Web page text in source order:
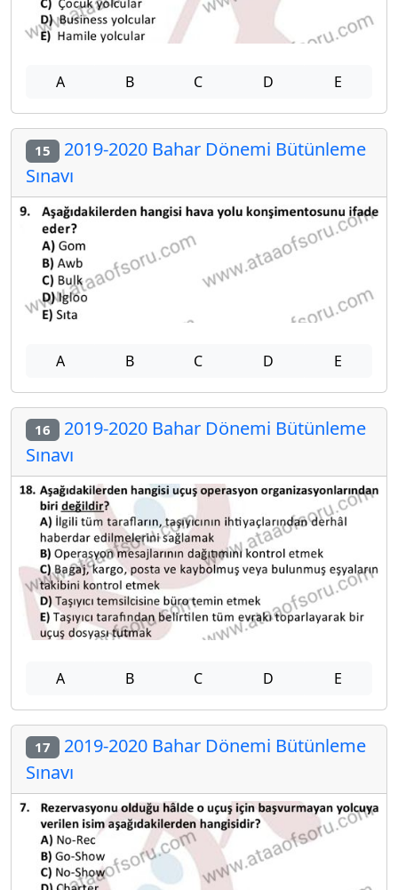
A B C D E
15 2019-2020 Bahar Dönemi Bütünleme
Sınavı
A B C D E
16 2019-2020 Bahar Dönemi Bütünleme
Sınavı
A B C D E
17 2019-2020 Bahar Dönemi Bütünleme
Sınavı